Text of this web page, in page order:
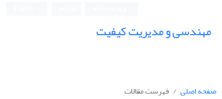
مهندسی و مدیریت کیفیت
صفحه اصلی
فهرست مقالات